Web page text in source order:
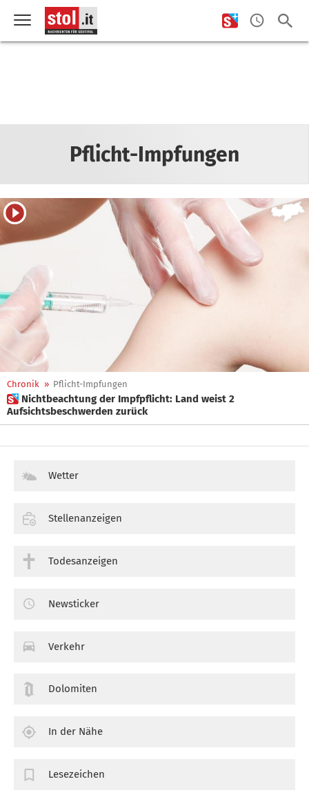
Pflicht-Impfungen
Chronik » Pflicht-Impfungen
 Nichtbeachtung der Impfpflicht: Land weist 2
Aufsichtsbeschwerden zurück
Wetter
Stellenanzeigen
Todesanzeigen
Newsticker
Verkehr
Dolomiten
In der Nähe
Lesezeichen